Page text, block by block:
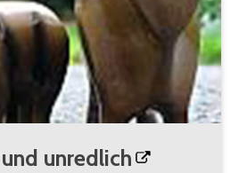
unredlich